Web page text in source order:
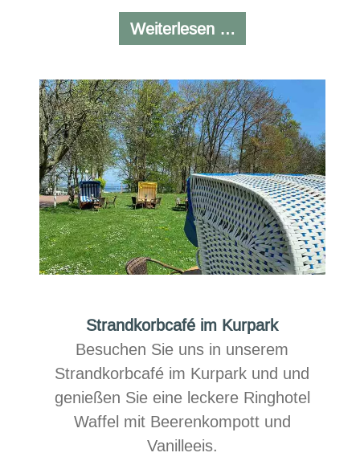
Weiterlesen …
Kulturkreis
Bidla
Buh
Strandkorbcafé im Kurpark
Besuchen Sie uns in unserem
Strandkorbcafé im Kurpark und und
genießen Sie eine leckere Ringhotel
Waffel mit Beerenkompott und
Vanilleeis.